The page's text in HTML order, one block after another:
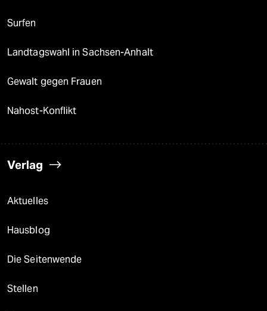
Surfen
Landtagswahl in Sachsen-Anhalt
Gewalt gegen Frauen
Nahost-Konflikt
Verlag
Aktuelles
Hausblog
Die Seitenwende
Stellen